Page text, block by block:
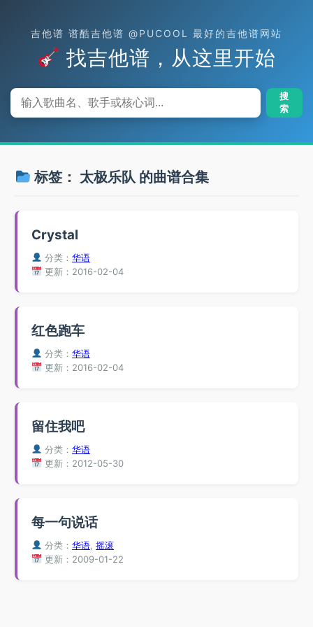
吉他谱 谱酷吉他谱 @PUCOOL 最好的吉他谱网站
找吉他谱，从这里开始
搜
索
标签： 太极乐队 的曲谱合集
Crystal
分类：华语
更新：2016-02-04
红色跑车
分类：华语
更新：2016-02-04
留住我吧
分类：华语
更新：2012-05-30
每一句说话
分类：华语 ,摇滚
更新：2009-01-22